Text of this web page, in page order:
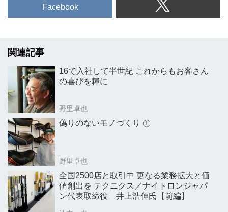
Facebook
関連記事
16で入社して半世紀 これからもお客さん
の喜びを糧に
野里卓也
偽りのないモノづくり ㊤
野里卓也
全国2500店と取引中 更なる業務拡大と価
値創出を テクニクス／ナイトロンジャパ
ン代表取締役 井上浩伸氏【前編】